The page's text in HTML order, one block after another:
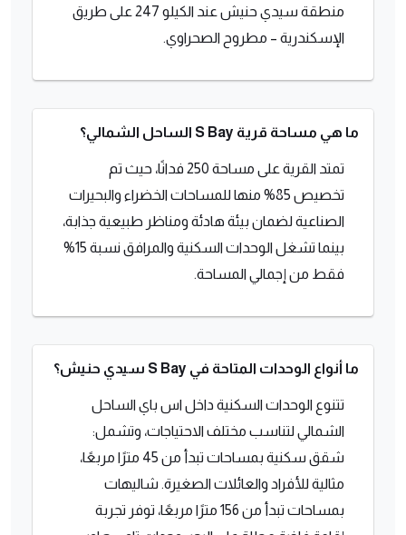
منطقة سيدي حنيش عند الكيلو 247 على طريق
الإسكندرية – مطروح الصحراوي.
ما هي مساحة قرية S Bay الساحل الشمالي؟
تمتد القرية على مساحة 250 فدانًا، حيث تم
تخصيص 85% منها للمساحات الخضراء والبحيرات
الصناعية لضمان بيئة هادئة ومناظر طبيعية جذابة،
بينما تشغل الوحدات السكنية والمرافق نسبة 15%
فقط من إجمالي المساحة.
ما أنواع الوحدات المتاحة في S Bay سيدي حنيش؟
تتنوع الوحدات السكنية داخل اس باي الساحل
الشمالي لتناسب مختلف الاحتياجات، وتشمل:
شقق سكنية بمساحات تبدأ من 45 مترًا مربعًا،
مثالية للأفراد والعائلات الصغيرة. شاليهات
بمساحات تبدأ من 156 مترًا مربعًا، توفر تجربة